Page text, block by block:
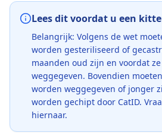
Lees dit voordat u een
Belangrijk: Volgens de wet
worden gesteriliseerd of
maanden oud zijn en voordat
weggegeven. Bovendien
worden weggegeven of jonger
worden gechipt door CatID.
hiernaar.